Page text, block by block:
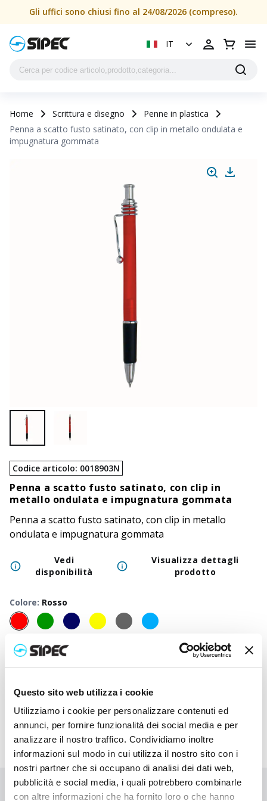
Questo sito web utilizza i cookie
Utilizziamo i cookie per personalizzare contenuti ed
annunci, per fornire funzionalità dei social media e per
analizzare il nostro traffico. Condividiamo inoltre
informazioni sul modo in cui utilizza il nostro sito con i
nostri partner che si occupano di analisi dei dati web,
pubblicità e social media, i quali potrebbero combinarle
con altre informazioni che ha fornito loro o che hanno
Gli uffici sono chiusi fino al 24/08/2026 (compreso).
IT
Home Scrittura e disegno
Penne in plastica
Penna a scatto fusto satinato, con clip in metallo ondulata e
impugnatura gommata
Codice articolo: 0018903N
Penna a scatto fusto satinato, con clip in
metallo ondulata e impugnatura gommata
Penna a scatto fusto satinato, con clip in metallo
ondulata e impugnatura gommata
Vedi
disponibilità
Visualizza dettagli
prodotto
Colore: Rosso
500+ 1000+ 2500
Prezzo
0,450€ 0,450€ 0,450€ 0,450€ 0,450€ 0,450
Prezzo
stampato
0,788€ 0,735€ 0,693
Non hai trovato quello che stai cercando?
Penna a scatto fusto satinato, con clip in metallo ondulata